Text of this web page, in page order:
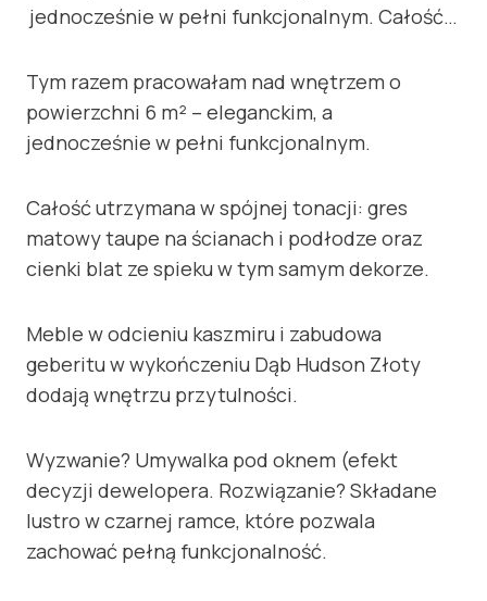
jednocześnie w pełni funkcjonalnym. Całość…
Tym razem pracowałam nad wnętrzem o
powierzchni 6 m² – eleganckim, a
jednocześnie w pełni funkcjonalnym.
Całość utrzymana w spójnej tonacji: gres
matowy taupe na ścianach i podłodze oraz
cienki blat ze spieku w tym samym dekorze.
Meble w odcieniu kaszmiru i zabudowa
geberitu w wykończeniu Dąb Hudson Złoty
dodają wnętrzu przytulności.
Wyzwanie? Umywalka pod oknem (efekt
decyzji dewelopera. Rozwiązanie? Składane
lustro w czarnej ramce, które pozwala
zachować pełną funkcjonalność.